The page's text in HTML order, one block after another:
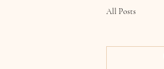
All Posts